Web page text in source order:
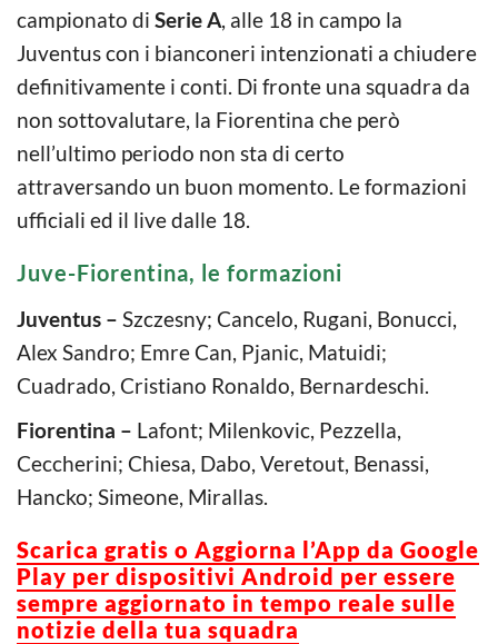
campionato di Serie A, alle 18 in campo la
Juventus con i bianconeri intenzionati a chiudere
definitivamente i conti. Di fronte una squadra da
non sottovalutare, la Fiorentina che però
nell’ultimo periodo non sta di certo
attraversando un buon momento. Le formazioni
ufficiali ed il live dalle 18.
Juve-Fiorentina, le formazioni
Juventus – Szczesny; Cancelo, Rugani, Bonucci,
Alex Sandro; Emre Can, Pjanic, Matuidi;
Cuadrado, Cristiano Ronaldo, Bernardeschi.
Fiorentina – Lafont; Milenkovic, Pezzella,
Ceccherini; Chiesa, Dabo, Veretout, Benassi,
Hancko; Simeone, Mirallas.
Scarica gratis o Aggiorna l’App da Google
Play per dispositivi Android per essere
sempre aggiornato in tempo reale sulle
notizie della tua squadra